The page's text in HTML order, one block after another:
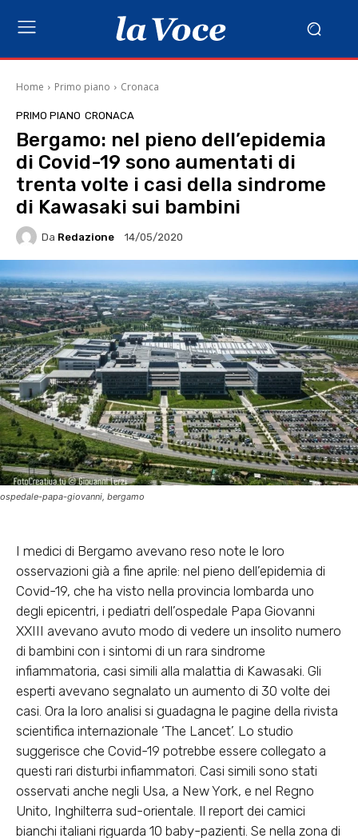
Home Primo piano Cronaca
PRIMO PIANO CRONACA
Bergamo: nel pieno dell’epidemia
di Covid-19 sono aumentati di
trenta volte i casi della sindrome
di Kawasaki sui bambini
Da Redazione 14/05/2020
ospedale-papa-giovanni, bergamo
I medici di Bergamo avevano reso note le loro
osservazioni già a fine aprile: nel pieno dell’epidemia di
Covid-19, che ha visto nella provincia lombarda uno
degli epicentri, i pediatri dell’ospedale Papa Giovanni
XXIII avevano avuto modo di vedere un insolito numero
di bambini con i sintomi di un rara sindrome
infiammatoria, casi simili alla malattia di Kawasaki. Gli
esperti avevano segnalato un aumento di 30 volte dei
casi. Ora la loro analisi si guadagna le pagine della rivista
scientifica internazionale ‘The Lancet’. Lo studio
suggerisce che Covid-19 potrebbe essere collegato a
questi rari disturbi infiammatori. Casi simili sono stati
osservati anche negli Usa, a New York, e nel Regno
Unito, Inghilterra sud-orientale. Il report dei camici
bianchi italiani riguarda 10 baby-pazienti. Se nella zona di